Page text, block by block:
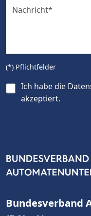
Nachricht*
(*) Pflichtfelder
Ich habe die
akzeptiert.
Bundesverband